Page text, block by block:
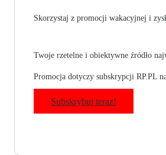
Skorzystaj z promocji wakacyjnej i
Twoje rzetelne i obiektywne źródło
Promocja dotyczy subskrypcji RP.PL
Subskrybuj teraz!